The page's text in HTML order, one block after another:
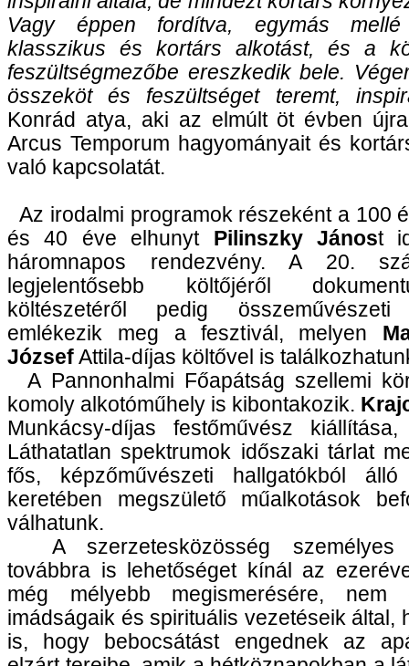
Vagy éppen fordítva, egymás
klasszikus és kortárs alkotást, és a
feszültségmezőbe ereszkedik bele.
összeköt és feszültséget teremt,
Konrád atya, aki az elmúlt öt évben
Arcus Temporum hagyományait és
való kapcsolatát.
Az irodalmi programok részeként a 100
és 40 éve elhunyt Pilinszky Jánost
háromnapos rendezvény. A 20.
legjelentősebb költőjéről
költészetéről pedig összeművészeti
emlékezik meg a fesztivál, melyen
JózsefAttila-díjas költővel is
A Pannonhalmi Főapátság szellemi
komoly alkotóműhely is kibontakozik.
Munkácsy-díjas festőművész
Láthatatlan spektrumok időszaki tárlat
fős, képzőművészeti hallgatókból álló
keretében megszülető műalkotások
válhatunk.
A szerzetesközösség személyes
továbbra is lehetőséget kínál az
még mélyebb megismerésére, nem
imádságaik és spirituális vezetéseik által,
is, hogy bebocsátást engednek az